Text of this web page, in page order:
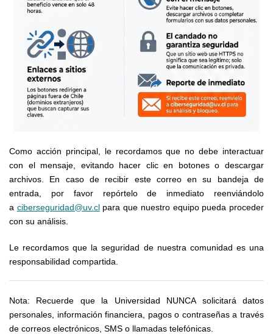
Como acción principal, le recordamos que no debe interactuar
con el mensaje, evitando hacer clic en botones o descargar
archivos. En caso de recibir este correo en su bandeja de
entrada, por favor repórtelo de inmediato reenviándolo
a ciberseguridad@uv.clpara que nuestro equipo pueda proceder
con su análisis.
Le recordamos que la seguridad de nuestra comunidad es una
responsabilidad compartida.
Nota: Recuerde que la Universidad NUNCA solicitará datos
personales, información financiera, pagos o contraseñas a través
de correos electrónicos, SMS o llamadas telefónicas.